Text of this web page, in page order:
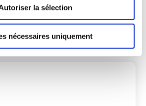
la sélection
nécessaires uniquement
planétaire et festif